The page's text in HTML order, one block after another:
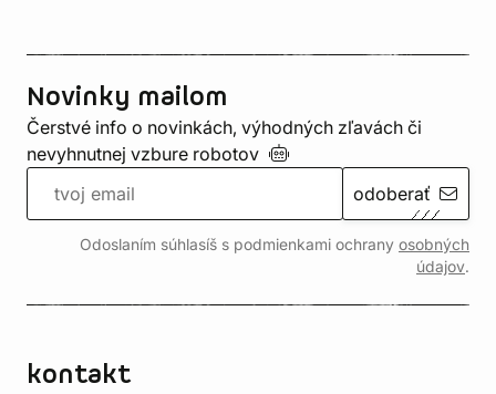
Novinky mailom
Čerstvé info o novinkách, výhodných zľavách či
nevyhnutnej vzbure robotov
odoberať
Odoslaním súhlasíš s podmienkami ochrany osobných
údajov.
kontakt